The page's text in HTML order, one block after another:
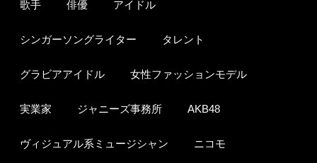
歌手 俳優 アイドル
シンガーソングライター タレント
グラビアアイドル 女性ファッションモデル
実業家 ジャニーズ事務所 AKB48
ヴィジュアル系ミュージシャン ニコモ